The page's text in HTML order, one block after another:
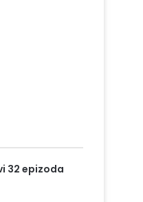
32 epizoda